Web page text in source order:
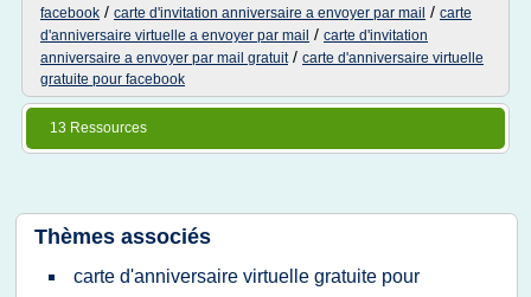
facebook / carte d'invitation anniversaire a envoyer par mail / carte
d'anniversaire virtuelle a envoyer par mail / carte d'invitation
anniversaire a envoyer par mail gratuit/ carte d'anniversaire virtuelle
gratuite pour facebook
13 Ressources
Thèmes associés
carte d'anniversaire virtuelle gratuite pour